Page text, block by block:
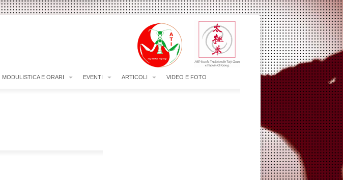
MODULISTICA E ORARI EVENTI ARTICOLI VIDEO E FOTO